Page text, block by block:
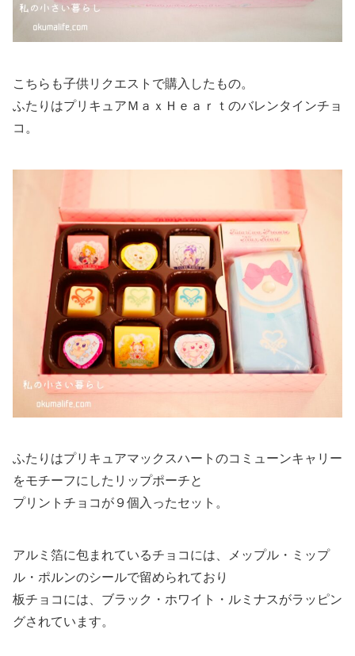
こちらも子供リクエストで購入したもの。
ふたりはプリキュアＭａｘＨｅａｒｔのバレンタインチョ
コ。
ふたりはプリキュアマックスハートのコミューンキャリー
をモチーフにしたリップポーチと
プリントチョコが９個入ったセット。
アルミ箔に包まれているチョコには、メップル・ミップ
ル・ポルンのシールで留められており
板チョコには、ブラック・ホワイト・ルミナスがラッピン
グされています。